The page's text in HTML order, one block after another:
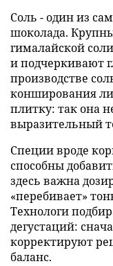
Соль - один из
шоколада.
гималайской
и подчеркивают
производстве
конширования
плитку: так она
выразительный
Специи вроде
способны
здесь важна
«перебивает»
Технологи
дегустаций:
корректируют
баланс.